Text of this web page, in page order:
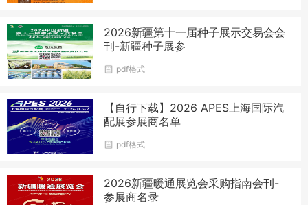
2026新疆第十一届种子展示交易会会
刊-新疆种子展参
pdf格式
【自行下载】2026 APES上海国际汽
配展参展商名单
pdf格式
2026新疆暖通展览会采购指南会刊-
参展商名录